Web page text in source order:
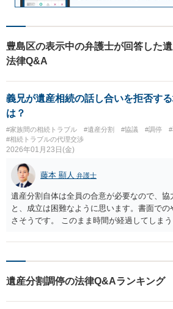
豊島区の表示中の弁護士が回答した
法律Q&A
義兄が遺産相続の話し合いを拒否す
は？
#家族間の相続トラブル #遺産分割 #協議 #調停
#相続トラブルの代理交渉
2026年01月23日(金)
藤本 顯人 弁護士
遺産分割自体は全員の合意が必要なので、協
と、成立は困難なように思います。書面で
さそうです。 このまま時間が経過してしま
遺産分割調停の法律Q&Aランキング